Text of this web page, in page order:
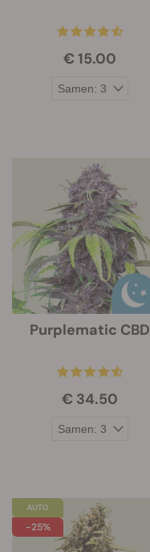
€ 15.00
Purplematic CBD
€ 34.50
-25%